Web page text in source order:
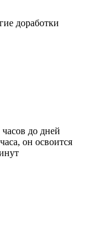
доработки
до дней
он освоится